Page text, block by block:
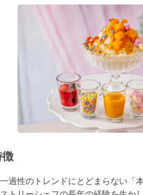
徴
過性のトレンドにとどまらない「